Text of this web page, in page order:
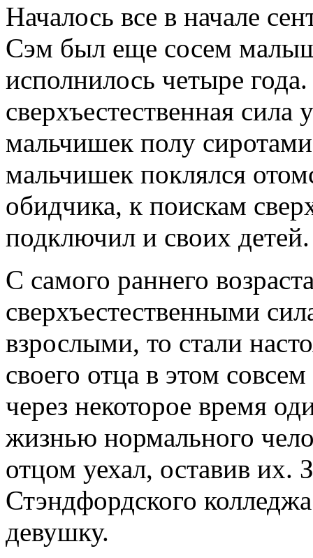
Началось все в начале
Сэм был еще сосем
исполнилось четыре года.
сверхъестественная сила
мальчишек полу
мальчишек поклялся
обидчика, к поискам
подключил и своих детей.
С самого раннего
сверхъестественными
взрослыми, то стали
своего отца в этом
через некоторое время
жизнью нормального
отцом уехал, оставив их.
Стэндфордского
девушку.